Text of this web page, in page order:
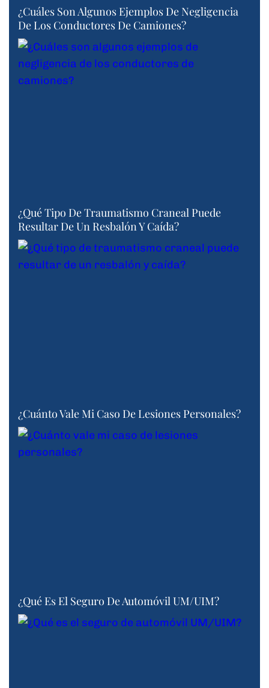
¿Cuáles Son Algunos Ejemplos De Negligencia
De Los Conductores De Camiones?
¿Qué Tipo De Traumatismo Craneal Puede
Resultar De Un Resbalón Y Caída?
¿Cuánto Vale Mi Caso De Lesiones Personales?
¿Qué Es El Seguro De Automóvil UM/UIM?